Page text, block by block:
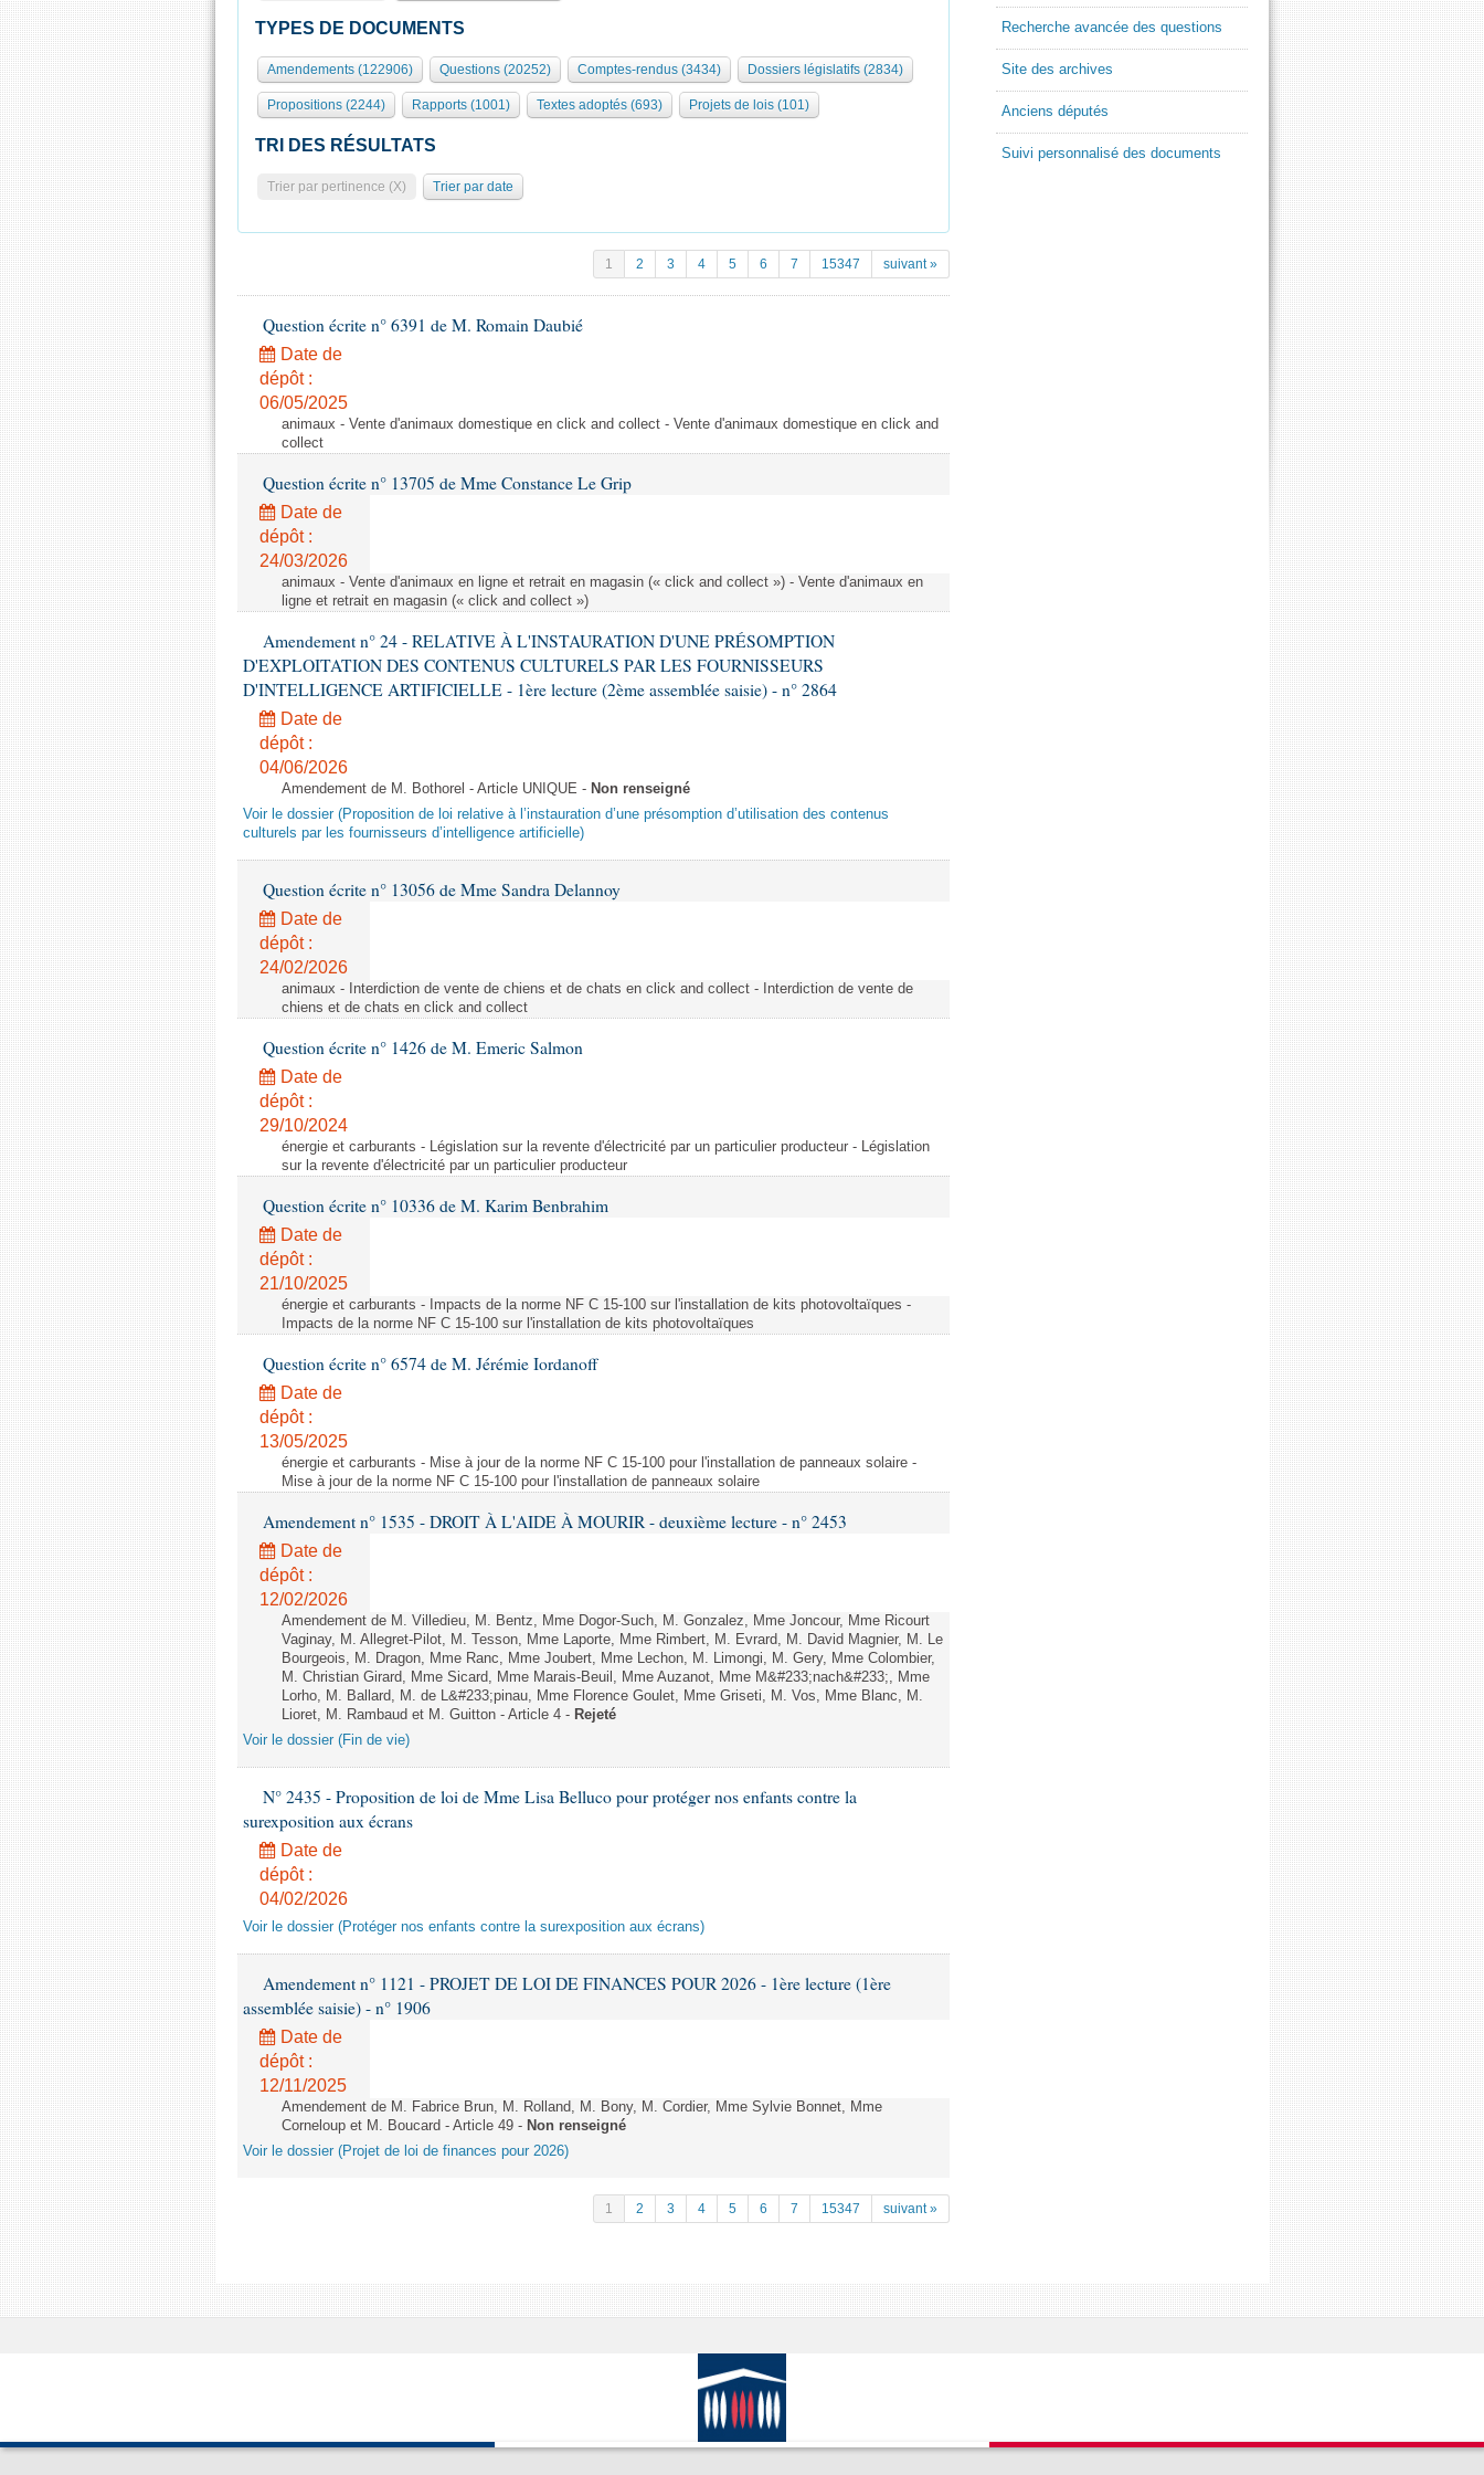
TYPES DE DOCUMENTS
Amendements (122906) Questions (20252) Comptes-rendus (3434) Dossiers législatifs (2834)
Propositions (2244) Rapports (1001) Textes adoptés (693) Projets de lois (101)
TRI DES RÉSULTATS
Trier par pertinence (X) Trier par date
1 2 3 4 5 6 7 15347 suivant »
Question écrite n° 6391 de M. Romain Daubié
Date de
dépôt :
06/05/2025
animaux - Vente d'animaux domestique en click and collect - Vente d'animaux domestique en click and
collect
Question écrite n° 13705 de Mme Constance Le Grip
Date de
dépôt :
24/03/2026
animaux - Vente d'animaux en ligne et retrait en magasin (« click and collect ») - Vente d'animaux en
ligne et retrait en magasin (« click and collect »)
Amendement n° 24 - RELATIVE À L'INSTAURATION D'UNE PRÉSOMPTION
D'EXPLOITATION DES CONTENUS CULTURELS PAR LES FOURNISSEURS
D'INTELLIGENCE ARTIFICIELLE - 1ère lecture (2ème assemblée saisie) - n° 2864
Date de
dépôt :
04/06/2026
Amendement de M. Bothorel - Article UNIQUE - Non renseigné
Voir le dossier (Proposition de loi relative à l’instauration d’une présomption d’utilisation des contenus
culturels par les fournisseurs d’intelligence artificielle)
Question écrite n° 13056 de Mme Sandra Delannoy
Date de
dépôt :
24/02/2026
animaux - Interdiction de vente de chiens et de chats en click and collect - Interdiction de vente de
chiens et de chats en click and collect
Question écrite n° 1426 de M. Emeric Salmon
Date de
dépôt :
29/10/2024
énergie et carburants - Législation sur la revente d'électricité par un particulier producteur - Législation
sur la revente d'électricité par un particulier producteur
Question écrite n° 10336 de M. Karim Benbrahim
Date de
dépôt :
21/10/2025
énergie et carburants - Impacts de la norme NF C 15-100 sur l'installation de kits photovoltaïques -
Impacts de la norme NF C 15-100 sur l'installation de kits photovoltaïques
Question écrite n° 6574 de M. Jérémie Iordanoff
Date de
dépôt :
13/05/2025
énergie et carburants - Mise à jour de la norme NF C 15-100 pour l'installation de panneaux solaire -
Mise à jour de la norme NF C 15-100 pour l'installation de panneaux solaire
Amendement n° 1535 - DROIT À L'AIDE À MOURIR - deuxième lecture - n° 2453
Date de
dépôt :
12/02/2026
Amendement de M. Villedieu, M. Bentz, Mme Dogor-Such, M. Gonzalez, Mme Joncour, Mme Ricourt
Vaginay, M. Allegret-Pilot, M. Tesson, Mme Laporte, Mme Rimbert, M. Evrard, M. David Magnier, M. Le
Bourgeois, M. Dragon, Mme Ranc, Mme Joubert, Mme Lechon, M. Limongi, M. Gery, Mme Colombier,
M. Christian Girard, Mme Sicard, Mme Marais-Beuil, Mme Auzanot, Mme M&#233;nach&#233;, Mme
Lorho, M. Ballard, M. de L&#233;pinau, Mme Florence Goulet, Mme Griseti, M. Vos, Mme Blanc, M.
Lioret, M. Rambaud et M. Guitton - Article 4 - Rejeté
Voir le dossier (Fin de vie)
N° 2435 - Proposition de loi de Mme Lisa Belluco pour protéger nos enfants contre la
surexposition aux écrans
Date de
dépôt :
04/02/2026
Voir le dossier (Protéger nos enfants contre la surexposition aux écrans)
Amendement n° 1121 - PROJET DE LOI DE FINANCES POUR 2026 - 1ère lecture (1ère
assemblée saisie) - n° 1906
Date de
dépôt :
12/11/2025
Amendement de M. Fabrice Brun, M. Rolland, M. Bony, M. Cordier, Mme Sylvie Bonnet, Mme
Corneloup et M. Boucard - Article 49 - Non renseigné
Voir le dossier (Projet de loi de finances pour 2026)
1 2 3 4 5 6 7 15347 suivant »
Recherche avancée des questions
Site des archives
Anciens députés
Suivi personnalisé des documents